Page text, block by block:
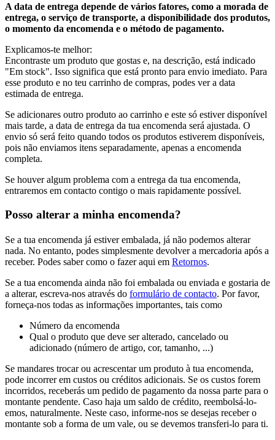
A data de entrega depende de vários fatores, como a morada de
entrega, o serviço de transporte, a disponibilidade dos produtos,
o momento da encomenda e o método de pagamento.
Explicamos-te melhor:
Encontraste um produto que gostas e, na descrição, está indicado
"Em stock". Isso significa que está pronto para envio imediato. Para
esse produto e no teu carrinho de compras, podes ver a data
estimada de entrega.
Se adicionares outro produto ao carrinho e este só estiver disponível
mais tarde, a data de entrega da tua encomenda será ajustada. O
envio só será feito quando todos os produtos estiverem disponíveis,
pois não enviamos itens separadamente, apenas a encomenda
completa.
Se houver algum problema com a entrega da tua encomenda,
entraremos em contacto contigo o mais rapidamente possível.
Posso alterar a minha encomenda?
Se a tua encomenda já estiver embalada, já não podemos alterar
nada. No entanto, podes simplesmente devolver a mercadoria após a
receber. Podes saber como o fazer aqui em Retornos.
Se a tua encomenda ainda não foi embalada ou enviada e gostaria de
a alterar, escreva-nos através do formulário de contacto. Por favor,
forneça-nos todas as informações importantes, tais como
Número da encomenda
Qual o produto que deve ser alterado, cancelado ou
adicionado (número de artigo, cor, tamanho, ...)
Se mandares trocar ou acrescentar um produto à tua encomenda,
pode incorrer em custos ou créditos adicionais. Se os custos forem
incorridos, receberás um pedido de pagamento da nossa parte para o
montante pendente. Caso haja um saldo de crédito, reembolsá-lo-
emos, naturalmente. Neste caso, informe-nos se desejas receber o
montante sob a forma de um vale, ou se devemos transferi-lo para ti.